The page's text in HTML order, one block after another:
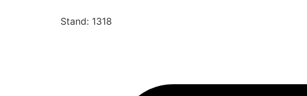
Stand: 1318